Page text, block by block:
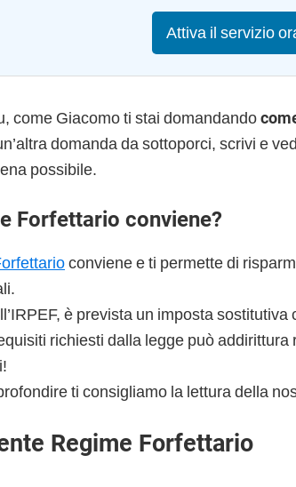
Attiva il servizio
come Giacomo ti stai domandando
domanda da sottoporci, scrivi e
possibile.
Forfettario conviene?
conviene e ti permette di
è prevista un imposta
richiesti dalla legge può addirittura
ti consigliamo la lettura della
Regime Forfettario